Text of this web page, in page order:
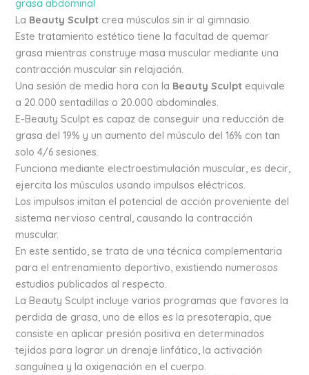
grasa abdominal
La Beauty Sculpt crea músculos sin ir al gimnasio.
Este tratamiento estético tiene la facultad de quemar
grasa mientras construye masa muscular mediante una
contracción muscular sin relajación.
Una sesión de media hora con la Beauty Sculpt equivale
a 20.000 sentadillas o 20.000 abdominales.
E-Beauty Sculpt es capaz de conseguir una reducción de
grasa del 19% y un aumento del músculo del 16% con tan
solo 4/6 sesiones.
Funciona mediante electroestimulación muscular, es decir,
ejercita los músculos usando impulsos eléctricos.
Los impulsos imitan el potencial de acción proveniente del
sistema nervioso central, causando la contracción
muscular.
En este sentido, se trata de una técnica complementaria
para el entrenamiento deportivo, existiendo numerosos
estudios publicados al respecto.
La Beauty Sculpt incluye varios programas que favores la
perdida de grasa, uno de ellos es la presoterapia, que
consiste en aplicar presión positiva en determinados
tejidos para lograr un drenaje linfático, la activación
sanguínea y la oxigenación en el cuerpo.